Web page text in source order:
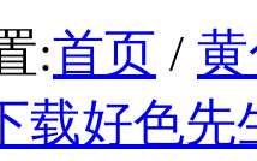
:首页 /
载好色先